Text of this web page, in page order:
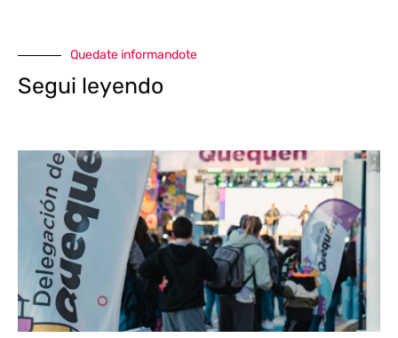
Quedate informandote
Segui leyendo